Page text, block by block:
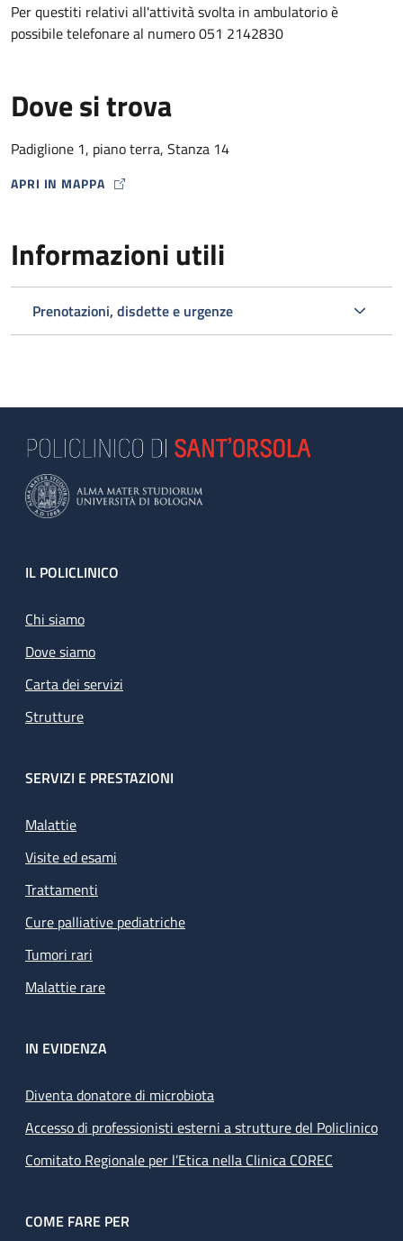
Per questiti relativi all'attività svolta in ambulatorio è
possibile telefonare al numero 051 2142830
Dove si trova
Padiglione 1, piano terra, Stanza 14
APRI IN MAPPA
MAP ICON
Informazioni utili
Prenotazioni, disdette e urgenze
Footer
IL POLICLINICO
Chi siamo
Dove siamo
Carta dei servizi
Strutture
SERVIZI E PRESTAZIONI
Malattie
Visite ed esami
Trattamenti
Cure palliative pediatriche
Tumori rari
Malattie rare
IN EVIDENZA
Diventa donatore di microbiota
Accesso di professionisti esterni a strutture del Policlinico
Comitato Regionale per l’Etica nella Clinica COREC
COME FARE PER